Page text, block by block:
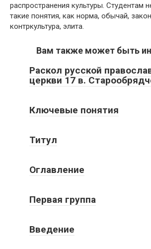
распространения культуры. Студентам
такие понятия, как норма, обычай,
контркультура, элита.
Вам также может быть
Раскол русской
церкви 17 в.
Ключевые понятия
Титул
Оглавление
Первая группа
Введение